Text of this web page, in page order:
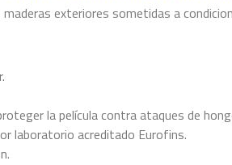
exteriores sometidas a
la película contra ataques de
laboratorio acreditado Eurofins.